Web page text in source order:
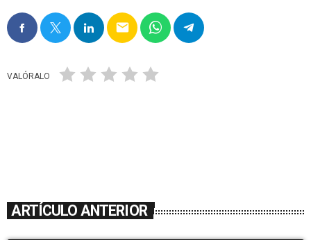
email
VALÓRALO
ARTÍCULO ANTERIOR